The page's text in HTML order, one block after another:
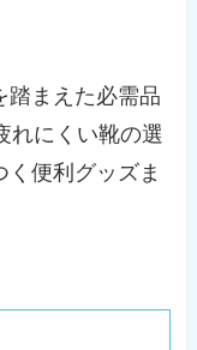
踏まえた必需品
れにくい靴の選
便利グッズま